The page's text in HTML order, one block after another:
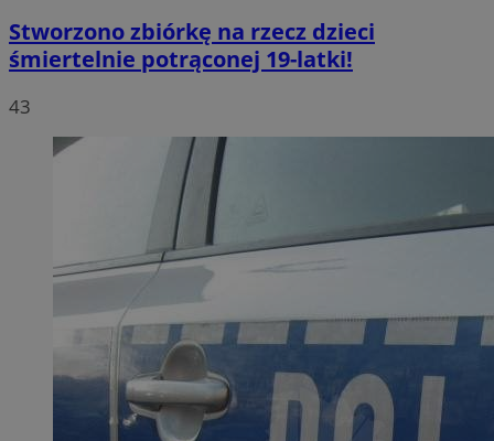
Stworzono zbiórkę na rzecz dzieci
śmiertelnie potrąconej 19-latki!
43